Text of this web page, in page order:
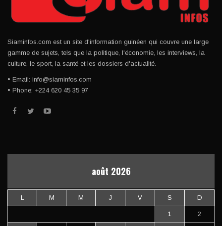
Siaminfos.com est un site d'information guinéen qui couvre une large
gamme de sujets, tels que la politique, l'économie, les interviews, la
culture, le sport, la santé et les dossiers d'actualité.
• Email: info@siaminfos.com
• Phone: +224 620 45 35 97
août 2026
L M M J V S D
1 2